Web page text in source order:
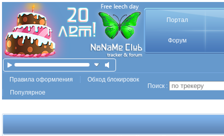
Портал
Форум
Правила оформления
Обход блокировок
Популярное
Поиск :